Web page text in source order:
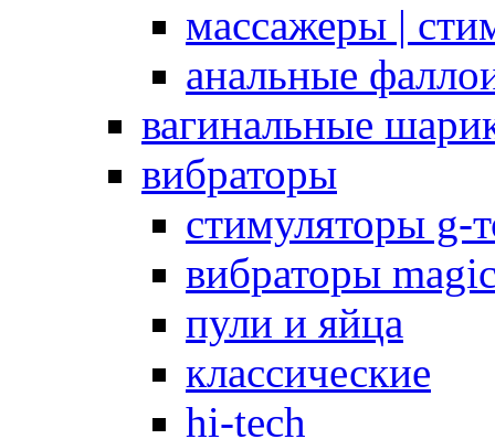
массажеры |
анальные
вагинальные
вибраторы
стимуляторы g-
вибраторы
пули и яйца
классические
hi-tech